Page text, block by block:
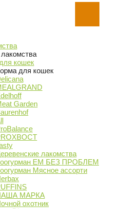
кошек
для кошек
Garden
лакомства
ЕМ БЕЗ ПРОБЛЕМ
Мясное ассорти
МАРКА
охотник